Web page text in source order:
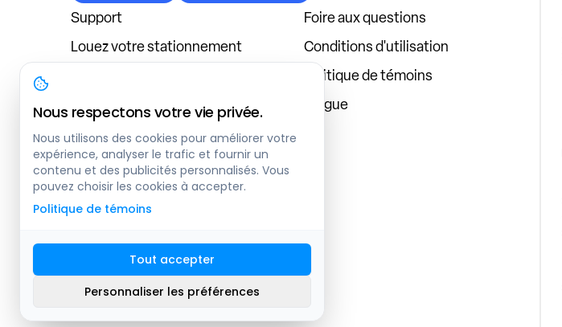
Support
Foire aux questions
Louez votre stationnement
Conditions d'utilisation
Politique de témoins
À propos
Blogue
Connexion au tableau de bord
Plan du site
Nous respectons votre vie privée.
Nous utilisons des cookies pour améliorer votre
expérience, analyser le trafic et fournir un
contenu et des publicités personnalisés. Vous
pouvez choisir les cookies à accepter.
Politique de témoins
Tout accepter
Personnaliser les préférences